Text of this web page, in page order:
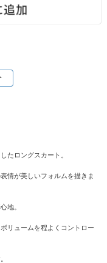
たロングスカート。
情が美しいフォルムを描きま
地。
リュームを程よくコントロー